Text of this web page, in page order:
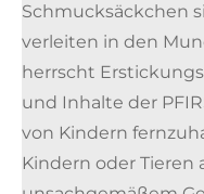
Schmucksäckchen
verleiten in den
herrscht
und Inhalte der
von Kindern
Kindern oder Tieren